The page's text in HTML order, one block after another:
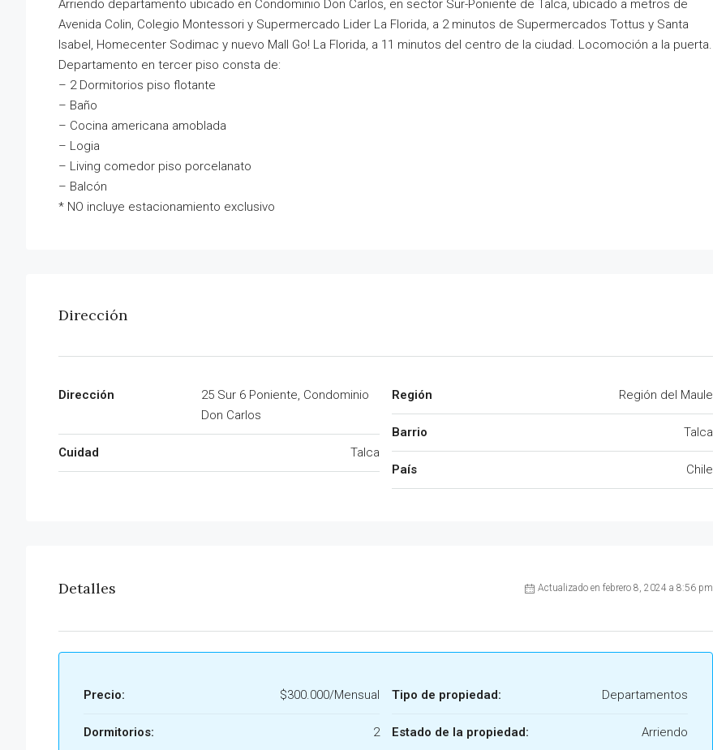
Arriendo departamento ubicado en Condominio Don Carlos, en sector Sur-Poniente de Talca, ubicado a metros de
Avenida Colin, Colegio Montessori y Supermercado Lider La Florida, a 2 minutos de Supermercados Tottus y Santa
Isabel, Homecenter Sodimac y nuevo Mall Go! La Florida, a 11 minutos del centro de la ciudad. Locomoción a la puerta.
Departamento en tercer piso consta de:
– 2 Dormitorios piso flotante
– Baño
– Cocina americana amoblada
– Logia
– Living comedor piso porcelanato
– Balcón
* NO incluye estacionamiento exclusivo
Dirección
Dirección
25 Sur 6 Poniente, Condominio
Don Carlos
Cuidad Talca
Región Región del Maule
Barrio Talca
País Chile
Detalles Actualizado en febrero 8, 2024 a 8:56 pm
Precio: $300.000/Mensual
Dormitorios: 2
Tipo de propiedad: Departamentos
Estado de la propiedad: Arriendo